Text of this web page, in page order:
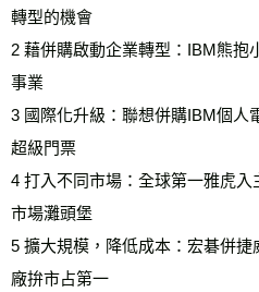
轉型的機會
2 藉併購啟動企業轉型：IBM熊抱
事業
3 國際化升級：聯想併購IBM個人
超級門票
4 打入不同市場：全球第一雅虎
市場灘頭堡
5 擴大規模，降低成本：宏碁併
廠拚市占第一